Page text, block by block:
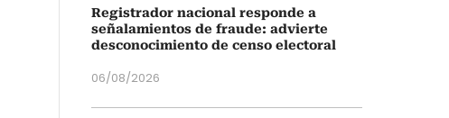
Registrador nacional responde a
señalamientos de fraude: advierte
desconocimiento de censo electoral
06/08/2026